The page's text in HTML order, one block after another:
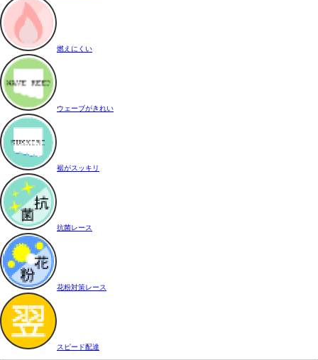
燃えにくい
ウェーブがきれい
裾がスッキリ
抗菌レース
花粉対策レース
スピード配達